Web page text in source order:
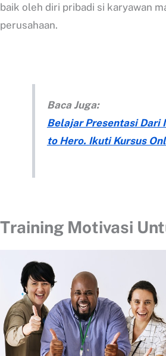
baik oleh diri pribadi si karyawan
perusahaan.
Baca Juga:
Belajar Presentasi Dari
to Hero. Ikuti Kursus
Training Motivasi